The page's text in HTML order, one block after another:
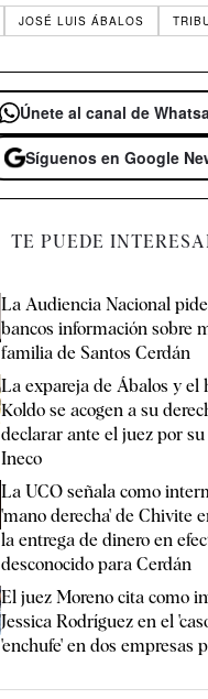
JOSÉ LUIS ÁBALOS
Únete al canal de
Síguenos en Google
TE PUEDE
La Audiencia Nacional
bancos información sobre
familia de Santos Cerdán
La expareja de Ábalos y el
Koldo se acogen a su
declarar ante el juez por su
Ineco
La UCO señala como
'mano derecha' de Chivite
la entrega de dinero en
desconocido para Cerdán
El juez Moreno cita como
Jessica Rodríguez en el
'enchufe' en dos empresas